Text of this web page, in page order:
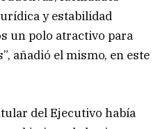
y estabilidad
un polo atractivo para
añadió el mismo, en este
del Ejecutivo había